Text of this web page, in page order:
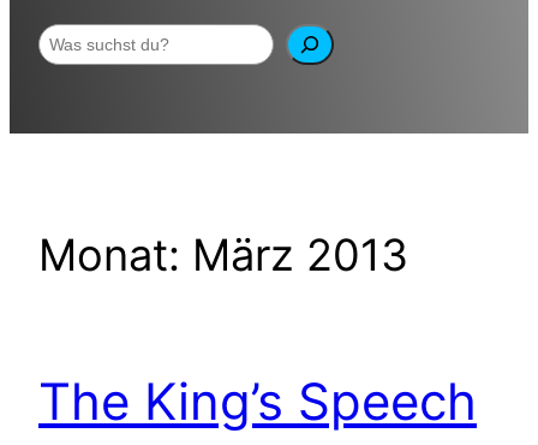
Suchen
Monat: März 2013
The King’s Speech